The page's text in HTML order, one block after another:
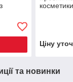
Ціну
та новинки